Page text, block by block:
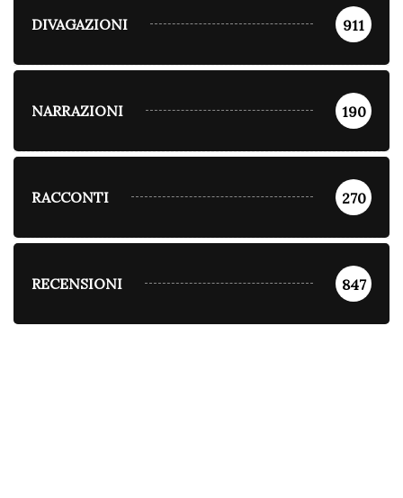
DIVAGAZIONI 911
NARRAZIONI 190
RACCONTI 270
RECENSIONI 847